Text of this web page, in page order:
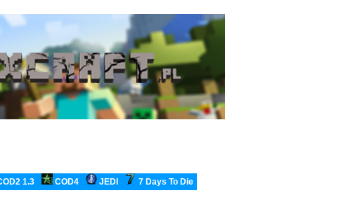
1.3 COD4 JEDI 7 Days To Die